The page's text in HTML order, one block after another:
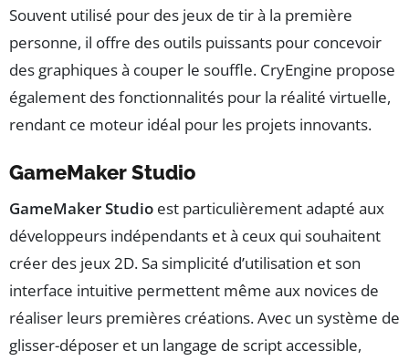
Souvent utilisé pour des jeux de tir à la première
personne, il offre des outils puissants pour concevoir
des graphiques à couper le souffle. CryEngine propose
également des fonctionnalités pour la réalité virtuelle,
rendant ce moteur idéal pour les projets innovants.
GameMaker Studio
GameMaker Studio est particulièrement adapté aux
développeurs indépendants et à ceux qui souhaitent
créer des jeux 2D. Sa simplicité d’utilisation et son
interface intuitive permettent même aux novices de
réaliser leurs premières créations. Avec un système de
glisser-déposer et un langage de script accessible,